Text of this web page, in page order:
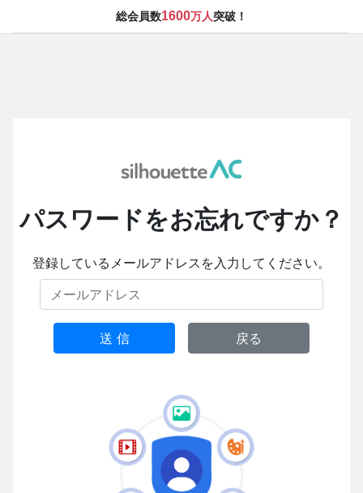
総会員数1600万人突破！
パスワードをお忘れですか？
登録しているメールアドレスを入力してください。
送 信 戻る